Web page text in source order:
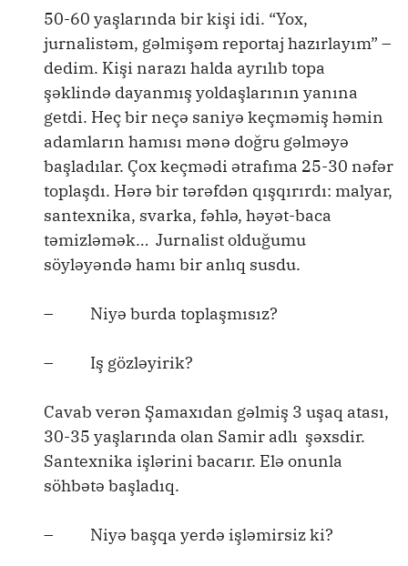
50-60 yaşlarında bir kişi idi. “Yox,
jurnalistəm, gəlmişəm reportaj hazırlayım” –
dedim. Kişi narazı halda ayrılıb topa
şəklində dayanmış yoldaşlarının yanına
getdi. Heç bir neçə saniyə keçməmiş həmin
adamların hamısı mənə doğru gəlməyə
başladılar. Çox keçmədi ətrafıma 25-30 nəfər
toplaşdı. Hərə bir tərəfdən qışqırırdı: malyar,
santexnika, svarka, fəhlə, həyət-baca
təmizləmək… Jurnalist olduğumu
söyləyəndə hamı bir anlıq susdu.
– Niyə burda toplaşmısız?
– Iş gözləyirik?
Cavab verən Şamaxıdan gəlmiş 3 uşaq atası,
30-35 yaşlarında olan Samir adlı şəxsdir.
Santexnika işlərini bacarır. Elə onunla
söhbətə başladıq.
– Niyə başqa yerdə işləmirsiz ki?